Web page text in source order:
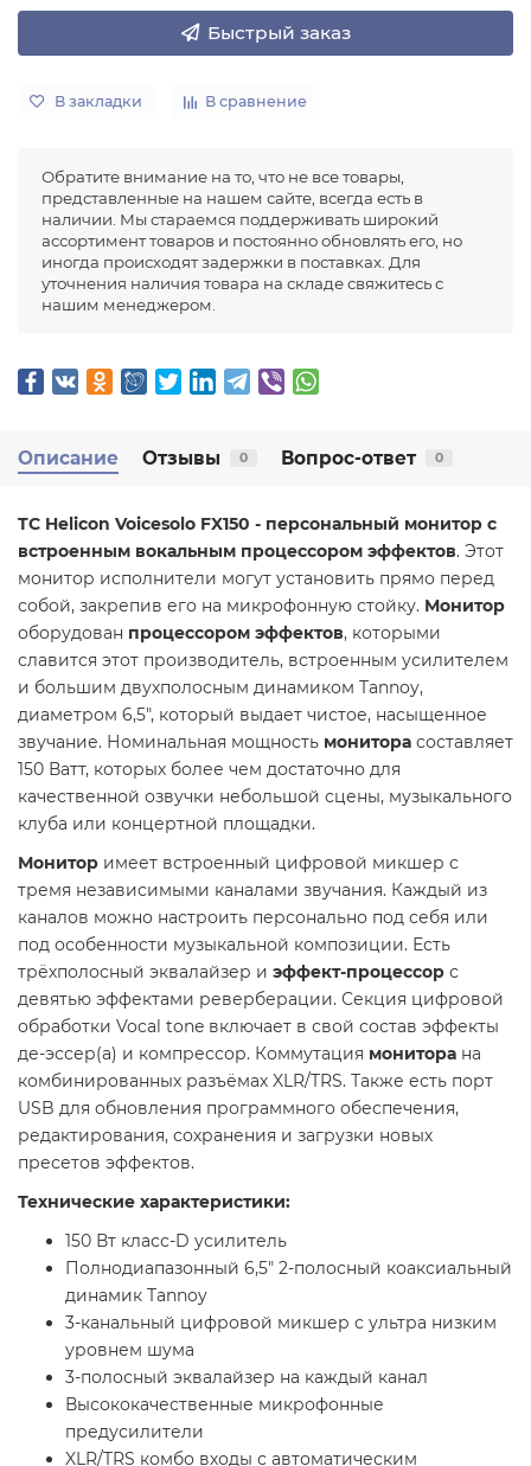
Быстрый заказ
В закладки В сравнение
Обратите внимание на то, что не все товары,
представленные на нашем сайте, всегда есть в
наличии. Мы стараемся поддерживать широкий
ассортимент товаров и постоянно обновлять его, но
иногда происходят задержки в поставках. Для
уточнения наличия товара на складе свяжитесь с
нашим менеджером.
Описание Отзывы 0 Вопрос-ответ 0
TC Helicon Voicesolo FX150 - персональный монитор с
встроенным вокальным процессором эффектов. Этот
монитор исполнители могут установить прямо перед
собой, закрепив его на микрофонную стойку. Монитор
оборудован процессором эффектов, которыми
славится этот производитель, встроенным усилителем
и большим двухполосным динамиком Tannoy,
диаметром 6,5", который выдает чистое, насыщенное
звучание. Номинальная мощность монитора составляет
150 Ватт, которых более чем достаточно для
качественной озвучки небольшой сцены, музыкального
клуба или концертной площадки.
Монитор имеет встроенный цифровой микшер с
тремя независимыми каналами звучания. Каждый из
каналов можно настроить персонально под себя или
под особенности музыкальной композиции. Есть
трёхполосный эквалайзер и эффект-процессор с
девятью эффектами реверберации. Секция цифровой
обработки Vocal tone включает в свой состав эффекты
де-эссер(а) и компрессор. Коммутация монитора на
комбинированных разъёмах XLR/TRS. Также есть порт
USB для обновления программного обеспечения,
редактирования, сохранения и загрузки новых
пресетов эффектов.
Технические характеристики:
150 Вт класс-D усилитель
Полнодиапазонный 6,5" 2-полосный коаксиальный
динамик Tannoy
3-канальный цифровой микшер с ультра низким
уровнем шума
3-полосный эквалайзер на каждый канал
Высококачественные микрофонные
предусилители
XLR/TRS комбо входы с автоматическим